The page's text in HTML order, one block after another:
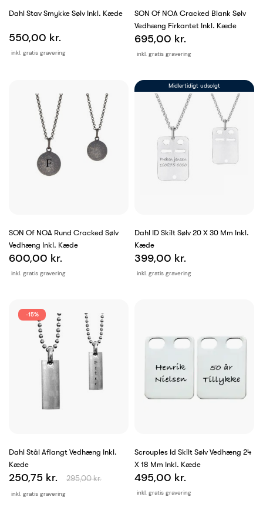
Dahl Stav Smykke Sølv Inkl. Kæde
inkl. gratis gravering
550,00 kr.
SON Of NOA Cracked Blank Sølv
Vedhæng Firkantet Inkl. Kæde
inkl. gratis gravering
695,00 kr.
SON Of NOA Rund Cracked Sølv
Vedhæng Inkl. Kæde
inkl. gratis gravering
600,00 kr.
Dahl ID Skilt Sølv 20 X 30 Mm Inkl.
Kæde
inkl. gratis gravering
399,00 kr.
Midlertidigt udsolgt
Dahl Stål Aflangt Vedhæng Inkl.
Kæde
inkl. gratis gravering
250,75 kr. 295,00 kr.
-15%
Scrouples Id Skilt Sølv Vedhæng 24
X 18 Mm Inkl. Kæde
inkl. gratis gravering
495,00 kr.